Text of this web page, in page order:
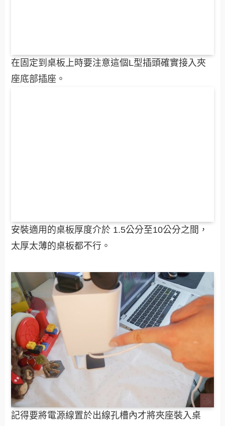
在固定到桌板上時要注意這個L型插頭確實接入夾
座底部插座。
安裝適用的桌板厚度介於 1.5公分至10公分之間，
太厚太薄的桌板都不行。
記得要將電源線置於出線孔槽內才將夾座裝入桌